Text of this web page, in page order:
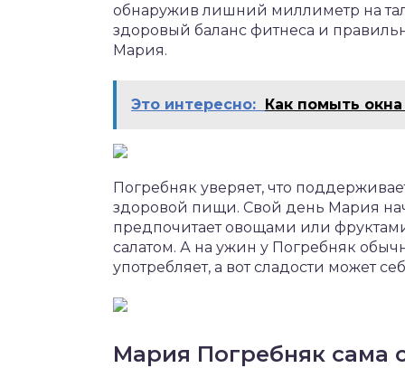
обнаружив лишний миллиметр на
здоровый баланс фитнеса и
Мария.
Это интересно: Как помыть
Погребняк уверяет, что
здоровой пищи. Свой день Мария
предпочитает овощами или
салатом. А на ужин у Погребняк
употребляет, а вот сладости может
Мария Погребняк сама